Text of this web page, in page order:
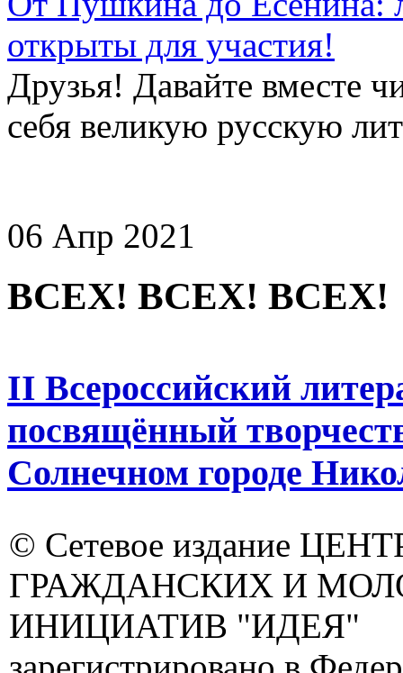
открыты для участия!
Друзья! Давайте вместе
себя великую русскую
06 Апр 2021
ВСЕХ! ВСЕХ! ВСЕХ!
II Всероссийский
посвящённый
Солнечном городе
© Сетевое издание
ГРАЖДАНСКИХ И
ИНИЦИАТИВ "ИДЕЯ"